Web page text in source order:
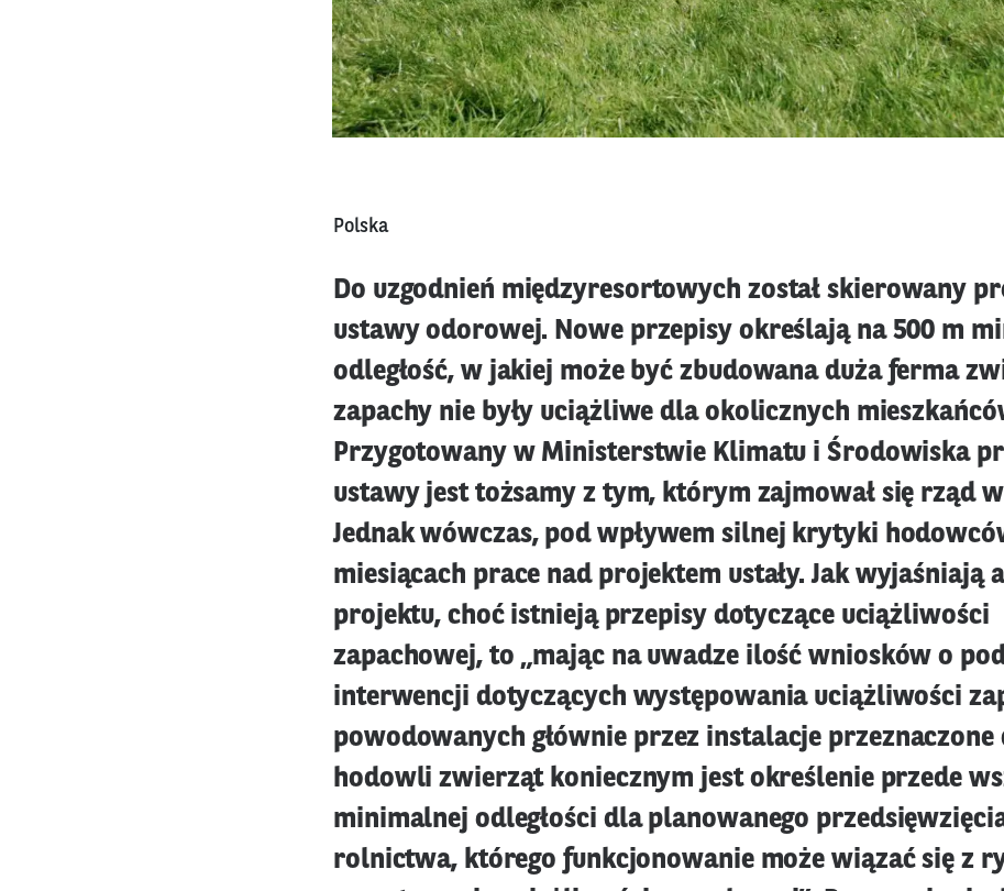
Polska
Do uzgodnień międzyresortowych został skierowany
ustawy odorowej. Nowe przepisy określają na 500 m
odległość, w jakiej może być zbudowana duża ferma
zapachy nie były uciążliwe dla okolicznych
Przygotowany w Ministerstwie Klimatu i Środowiska
ustawy jest tożsamy z tym, którym zajmował się rząd w
Jednak wówczas, pod wpływem silnej krytyki
miesiącach prace nad projektem ustały. Jak wyjaśniają
projektu, choć istnieją przepisy dotyczące uciążliwości
zapachowej, to „mając na uwadze ilość wniosków o
interwencji dotyczących występowania uciążliwości
powodowanych głównie przez instalacje przeznaczone
hodowli zwierząt koniecznym jest określenie przede
minimalnej odległości dla planowanego
rolnictwa, którego funkcjonowanie może wiązać się z